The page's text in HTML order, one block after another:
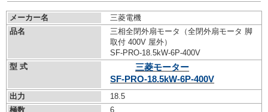
メーカー名
三菱電機
品名
三相全閉外扇モータ（全閉外扇モータ 脚
取付 400V 屋外）
SF-PRO-18.5kW-6P-400V
型 式
三菱モーター
SF-PRO-18.5kW-6P-400V
出力
18.5
極数
6